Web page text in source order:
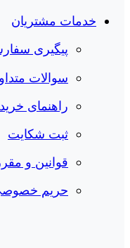
خدمات مشتریان
پیگیری
سوالات
راهنمای خرید
ثبت شکایت
قوانین و
حریم